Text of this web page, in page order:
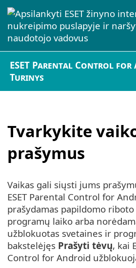
ESET Parental Control for
Turinys
Tvarkykite
prašymus
Vaikas gali siųsti jums
ESET Parental Control for
prašydamas papildomo
programų laiko arba
užblokuotas svetaines ir
bakstelėjęs Prašyti tėvų, kai
Control for Android